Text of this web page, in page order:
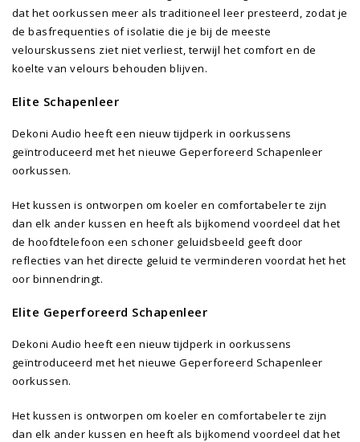
dat het oorkussen meer als traditioneel leer presteerd, zodat je
de basfrequenties of isolatie die je bij de meeste
velourskussens ziet niet verliest, terwijl het comfort en de
koelte van velours behouden blijven.
Elite Schapenleer
Dekoni Audio heeft een nieuw tijdperk in oorkussens
geïntroduceerd met het nieuwe Geperforeerd Schapenleer
oorkussen.
Het kussen is ontworpen om koeler en comfortabeler te zijn
dan elk ander kussen en heeft als bijkomend voordeel dat het
de hoofdtelefoon een schoner geluidsbeeld geeft door
reflecties van het directe geluid te verminderen voordat het het
oor binnendringt.
Elite Geperforeerd Schapenleer
Dekoni Audio heeft een nieuw tijdperk in oorkussens
geïntroduceerd met het nieuwe Geperforeerd Schapenleer
oorkussen.
Het kussen is ontworpen om koeler en comfortabeler te zijn
dan elk ander kussen en heeft als bijkomend voordeel dat het